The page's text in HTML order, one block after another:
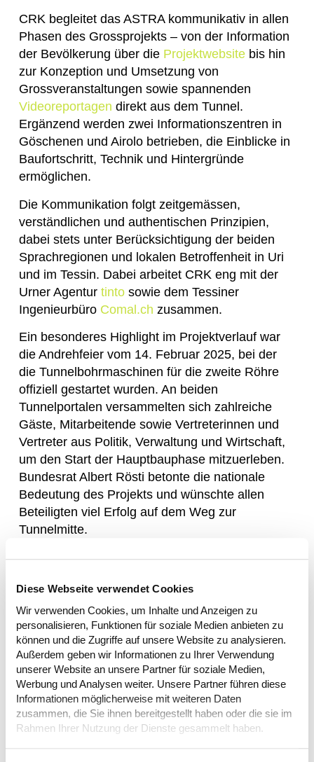
Diese Webseite verwendet Cookies
Wir verwenden Cookies, um Inhalte und Anzeigen zu
personalisieren, Funktionen für soziale Medien anbieten zu
können und die Zugriffe auf unsere Website zu analysieren.
Außerdem geben wir Informationen zu Ihrer Verwendung
unserer Website an unsere Partner für soziale Medien,
Werbung und Analysen weiter. Unsere Partner führen diese
Informationen möglicherweise mit weiteren Daten
zusammen, die Sie ihnen bereitgestellt haben oder die sie im
Rahmen Ihrer Nutzung der Dienste gesammelt haben.
CRK begleitet das ASTRA kommunikativ in allen
Phasen des Grossprojekts – von der Information
der Bevölkerung über die Projektwebsite bis hin
zur Konzeption und Umsetzung von
Grossveranstaltungen sowie spannenden
Videoreportagen direkt aus dem Tunnel.
Ergänzend werden zwei Informationszentren in
Göschenen und Airolo betrieben, die Einblicke in
Baufortschritt, Technik und Hintergründe
ermöglichen.
Die Kommunikation folgt zeitgemässen,
verständlichen und authentischen Prinzipien,
dabei stets unter Berücksichtigung der beiden
Sprachregionen und lokalen Betroffenheit in Uri
und im Tessin. Dabei arbeitet CRK eng mit der
Urner Agenturtinto sowie dem Tessiner
Ingenieurbüro Comal.ch zusammen.
Ein besonderes Highlight im Projektverlauf war
die Andrehfeier vom 14. Februar 2025, bei der
die Tunnelbohrmaschinen für die zweite Röhre
offiziell gestartet wurden. An beiden
Tunnelportalen versammelten sich zahlreiche
Gäste, Mitarbeitende sowie Vertreterinnen und
Vertreter aus Politik, Verwaltung und Wirtschaft,
um den Start der Hauptbauphase mitzuerleben.
Bundesrat Albert Rösti betonte die nationale
Bedeutung des Projekts und wünschte allen
Beteiligten viel Erfolg auf dem Weg zur
Tunnelmitte.
Bilder vonDavid Schweizer, Nicola
Bundesamt für Strassen ASTRA
Leistungen/Services
PR, Live Marketing, Events, Social Media, Web,
Corporate Publishing